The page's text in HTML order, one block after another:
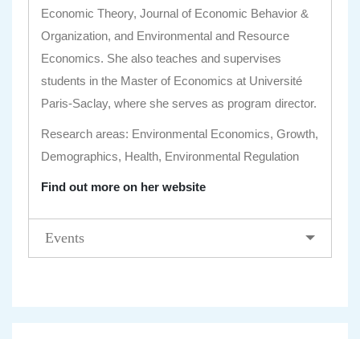
Economic Theory, Journal of Economic Behavior &
Organization, and Environmental and Resource
Economics. She also teaches and supervises
students in the Master of Economics at Université
Paris-Saclay, where she serves as program director.
Research areas: Environmental Economics, Growth,
Demographics, Health, Environmental Regulation
Find out more on her website
Events